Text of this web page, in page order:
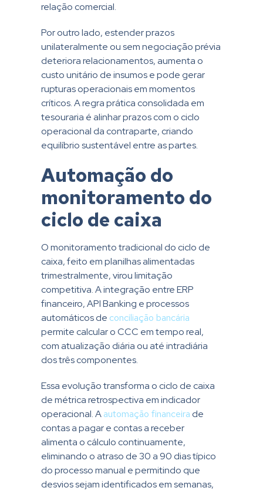
relação comercial.
Por outro lado, estender prazos
unilateralmente ou sem negociação prévia
deteriora relacionamentos, aumenta o
custo unitário de insumos e pode gerar
rupturas operacionais em momentos
críticos. A regra prática consolidada em
tesouraria é alinhar prazos com o ciclo
operacional da contraparte, criando
equilíbrio sustentável entre as partes.
Automação do
monitoramento do
ciclo de caixa
O monitoramento tradicional do ciclo de
caixa, feito em planilhas alimentadas
trimestralmente, virou limitação
competitiva. A integração entre ERP
financeiro, API Banking e processos
automáticos de conciliação bancária
permite calcular o CCC em tempo real,
com atualização diária ou até intradiária
dos três componentes.
Essa evolução transforma o ciclo de caixa
de métrica retrospectiva em indicador
operacional. Aautomação financeira de
contas a pagar e contas a receber
alimenta o cálculo continuamente,
eliminando o atraso de 30 a 90 dias típico
do processo manual e permitindo que
desvios sejam identificados em semanas,